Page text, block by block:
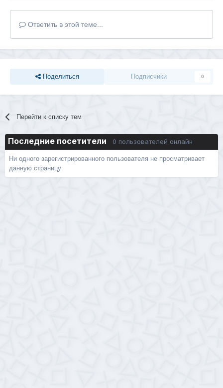
Ответить в этой теме...
Поделиться Подписчики 0
Перейти к списку тем
Последние посетители 0 пользователей онлайн
Ни одного зарегистрированного пользователя не просматривает
данную страницу